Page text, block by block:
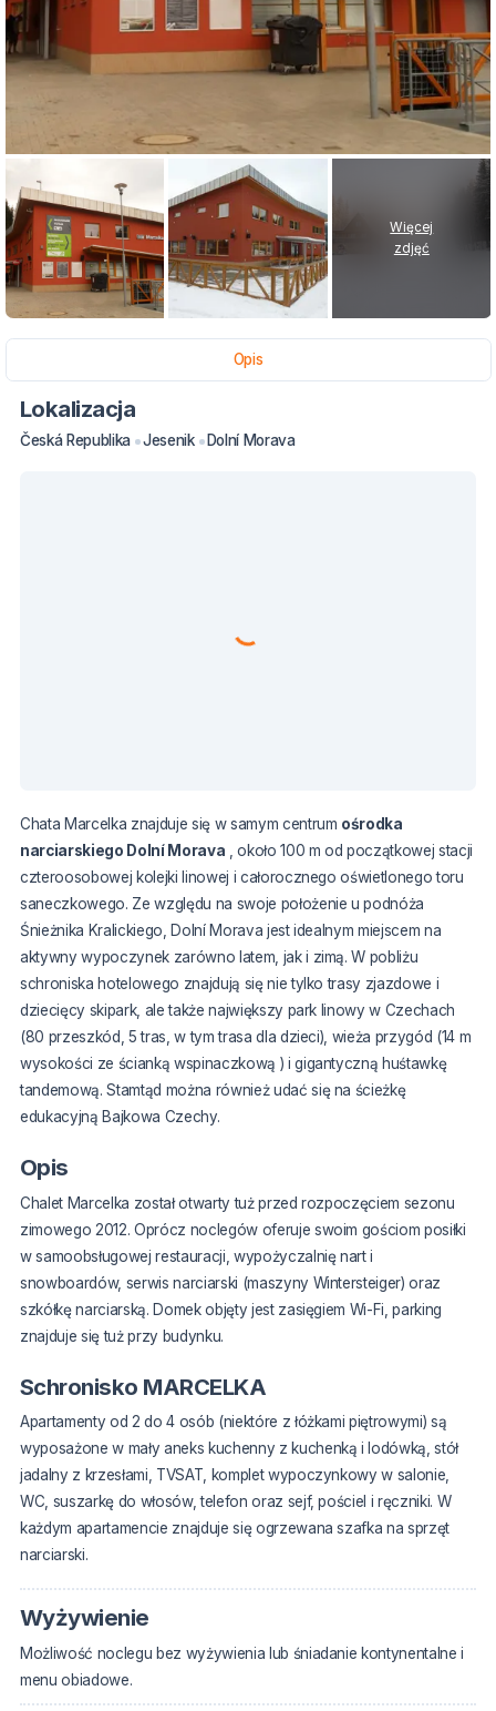
Więcej
zdjęć
Opis
Lokalizacja
Česká Republika Jesenik Dolní Morava
Chata Marcelka znajduje się w samym centrum ośrodka
narciarskiego Dolní Morava , około 100 m od początkowej stacji
czteroosobowej kolejki linowej i całorocznego oświetlonego toru
saneczkowego. Ze względu na swoje położenie u podnóża
Śnieżnika Kralickiego, Dolní Morava jest idealnym miejscem na
aktywny wypoczynek zarówno latem, jak i zimą. W pobliżu
schroniska hotelowego znajdują się nie tylko trasy zjazdowe i
dziecięcy skipark, ale także największy park linowy w Czechach
(80 przeszkód, 5 tras, w tym trasa dla dzieci), wieża przygód (14 m
wysokości ze ścianką wspinaczkową ) i gigantyczną huśtawkę
tandemową. Stamtąd można również udać się na ścieżkę
edukacyjną Bajkowa Czechy.
Opis
Chalet Marcelka został otwarty tuż przed rozpoczęciem sezonu
zimowego 2012. Oprócz noclegów oferuje swoim gościom posiłki
w samoobsługowej restauracji, wypożyczalnię nart i
snowboardów, serwis narciarski (maszyny Wintersteiger) oraz
szkółkę narciarską. Domek objęty jest zasięgiem Wi-Fi, parking
znajduje się tuż przy budynku.
Schronisko MARCELKA
Apartamenty od 2 do 4 osób (niektóre z łóżkami piętrowymi) są
wyposażone w mały aneks kuchenny z kuchenką i lodówką, stół
jadalny z krzesłami, TVSAT, komplet wypoczynkowy w salonie,
WC, suszarkę do włosów, telefon oraz sejf, pościel i ręczniki. W
każdym apartamencie znajduje się ogrzewana szafka na sprzęt
narciarski.
Wyżywienie
Możliwość noclegu bez wyżywienia lub śniadanie kontynentalne i
menu obiadowe.